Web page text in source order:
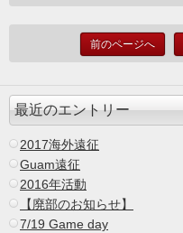
前のページへ
最近のエントリー
2017海外遠征
Guam遠征
2016年活動
【廃部のお知らせ】
7/19 Game day